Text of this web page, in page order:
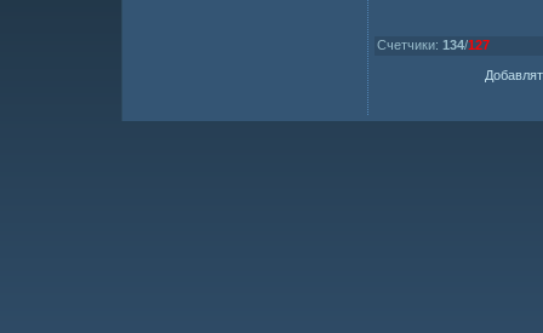
Счетчики: 134/127